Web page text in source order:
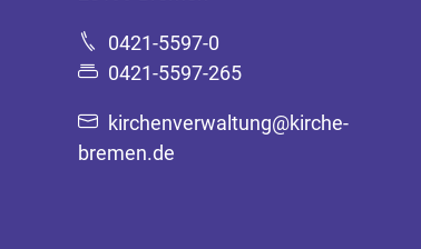
0421-5597-0
0421-5597-265
kirchenverwaltung@kirche-
bremen.de